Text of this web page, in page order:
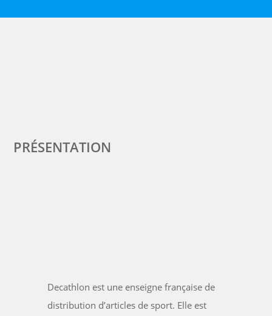
PRÉSENTATION
Decathlon est une enseigne française de
distribution d’articles de sport. Elle est